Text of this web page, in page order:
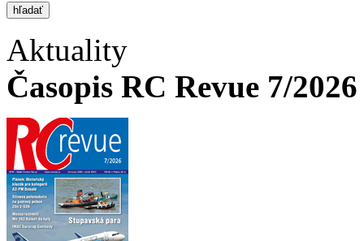
Aktuality
Časopis RC Revue 7/